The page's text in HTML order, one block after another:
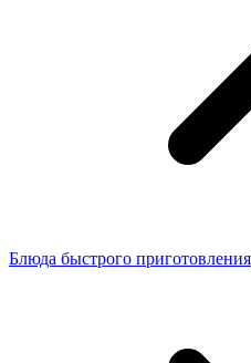
Блюда быстрого приготовления